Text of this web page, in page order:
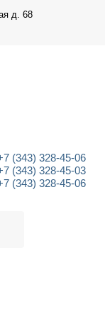
д. 68
(343) 328-45-06
(343) 328-45-03
(343) 328-45-06